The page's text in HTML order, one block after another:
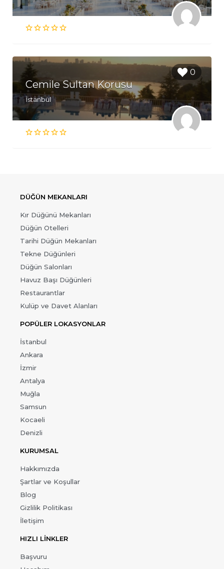
0
Cemile Sultan Korusu
İstanbul
DÜĞÜN MEKANLARI
Kır Düğünü Mekanları
Düğün Otelleri
Tarihi Düğün Mekanları
Tekne Düğünleri
Düğün Salonları
Havuz Başı Düğünleri
Restaurantlar
Kulüp ve Davet Alanları
POPÜLER LOKASYONLAR
İstanbul
Ankara
İzmir
Antalya
Muğla
Samsun
Kocaeli
Denizli
KURUMSAL
Hakkımızda
Şartlar ve Koşullar
Blog
Gizlilik Politikası
İletişim
HIZLI LİNKLER
Başvuru